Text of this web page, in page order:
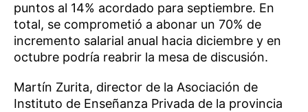
puntos al 14% acordado para septiembre. En
total, se comprometió a abonar un 70% de
incremento salarial anual hacia diciembre y en
octubre podría reabrir la mesa de discusión.
Martín Zurita, director de la Asociación de
Instituto de Enseñanza Privada de la provincia